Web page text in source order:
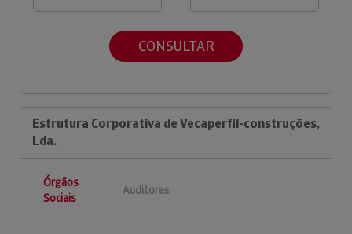
CONSULTAR
Estrutura Corporativa de Vecaperfil-construções,
Lda.
Órgãos
Sociais
Auditores